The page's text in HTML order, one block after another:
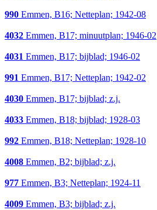
990 Emmen, B16; Netteplan; 1942-08
4032 Emmen, B17; minuutplan; 1946-02
4031 Emmen, B17; bijblad; 1946-02
991 Emmen, B17; Netteplan; 1942-02
4030 Emmen, B17; bijblad; z.j.
4033 Emmen, B18; bijblad; 1928-03
992 Emmen, B18; Netteplan; 1928-10
4008 Emmen, B2; bijblad; z.j.
977 Emmen, B3; Netteplan; 1924-11
4009 Emmen, B3; bijblad; z.j.